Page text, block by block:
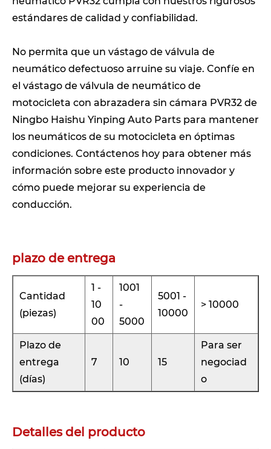
estándares de calidad y confiabilidad.
No permita que un vástago de válvula de
neumático defectuoso arruine su viaje. Confíe en
el vástago de válvula de neumático de
motocicleta con abrazadera sin cámara PVR32 de
Ningbo Haishu Yinping Auto Parts para mantener
los neumáticos de su motocicleta en óptimas
condiciones. Contáctenos hoy para obtener más
información sobre este producto innovador y
cómo puede mejorar su experiencia de
conducción.
plazo de entrega
Cantidad
(piezas)
1 -
10
00
1001
-
5000
5001 -
10000
> 10000
Plazo de
entrega
(días)
7 10 15
Para ser
negociad
o
Detalles del producto